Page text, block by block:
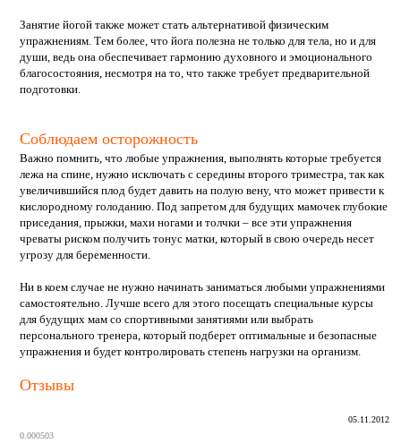
Занятие йогой также может стать альтернативой физическим
упражнениям. Тем более, что йога полезна не только для тела, но и для
души, ведь она обеспечивает гармонию духовного и эмоционального
благосостояния, несмотря на то, что также требует предварительной
подготовки.
Соблюдаем осторожность
Важно помнить, что любые упражнения, выполнять которые требуется
лежа на спине, нужно исключать с середины второго триместра, так как
увеличившийся плод будет давить на полую вену, что может привести к
кислородному голоданию. Под запретом для будущих мамочек глубокие
приседания, прыжки, махи ногами и толчки – все эти упражнения
чреваты риском получить тонус матки, который в свою очередь несет
угрозу для беременности.
Ни в коем случае не нужно начинать заниматься любыми упражнениями
самостоятельно. Лучше всего для этого посещать специальные курсы
для будущих мам со спортивными занятиями или выбрать
персонального тренера, который подберет оптимальные и безопасные
упражнения и будет контролировать степень нагрузки на организм.
Отзывы
05.11.2012
0.000503